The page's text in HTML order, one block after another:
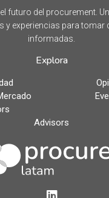
futuro del procurement.
y experiencias para tomar
informadas.
Explora
Advisors
LinkedIn